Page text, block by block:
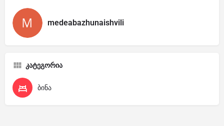
medeabazhunaishvili
კატეგორია
ბინა